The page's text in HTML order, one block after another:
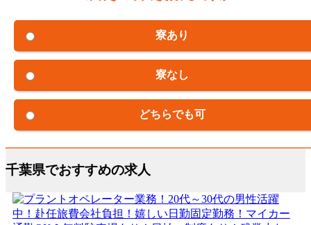
寮あり
寮なし
どちらでも可
千葉県でおすすめの求人